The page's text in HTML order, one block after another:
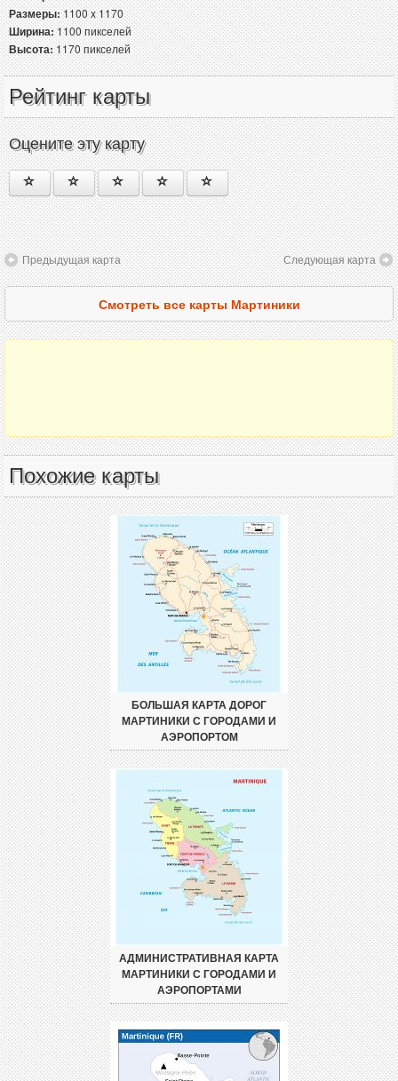
Размеры:1100 x 1170
Ширина:1100 пикселей
Высота:1170 пикселей
Рейтинг карты
Оцените эту карту
Предыдущая карта Следующая карта
Смотреть все карты Мартиники
Похожие карты
БОЛЬШАЯ КАРТА ДОРОГ
МАРТИНИКИ С ГОРОДАМИ И
АЭРОПОРТОМ
АДМИНИСТРАТИВНАЯ КАРТА
МАРТИНИКИ С ГОРОДАМИ И
АЭРОПОРТАМИ